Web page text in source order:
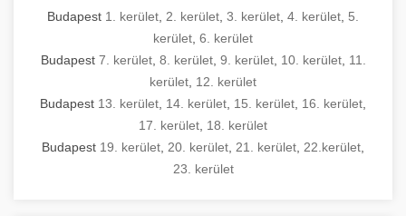
kereskedelmi mosogatógép és tisztítóberendezések
Sajtreszelő gépek szakmai választéka -
chef-iparikonyhagepek.hu
kereskedelmi sajtreszelő és aprítógépek
kiegészítő eszközökig mindent egy helyen
megtalál. Szakértő tanácsadóink segítenek a
megfelelő berendezések kiválasztásában, a
konyha optimális elrendezésének
megtervezésében, valamint a telepítés és az
üzembe helyezés koordinálásában. Hosszú távú
garancia, gyors szerviz és folyamatos műszaki
támogatás biztosítja az Ön nyugalmát és
Budapest 1. kerület 2. kerület 3. kerület 4. kerület 5.
kerület 6. kerület
Budapest 7. kerület, 8. kerület, 9. kerület, 10. kerület, 11.
kerület 12. kerület
Budapest 13. kerület 14. kerület 15. kerület 16. kerület
17. kerület 18. kerület
Budapest 19. kerület 20. kerület 21. kerület 22.kerület
23. kerület